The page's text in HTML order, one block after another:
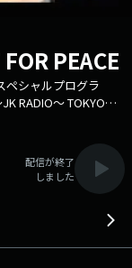
PEACE
ペシャルプログラ
RADIO〜 TOKYO
を募集し、紹介し
和を願う声——それぞ
す。 12月31日の放
なメッセージをあら
/ 七尾旅人 19:43 さ
配信が終了
しました